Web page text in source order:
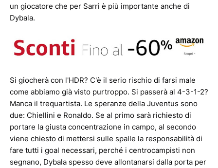
un giocatore che per Sarri è più importante anche di
Dybala.
Si giocherà con l'HDR? C'è il serio rischio di farsi male
come abbiamo già visto purtroppo. Si passerà al 4-3-1-2?
Manca il trequartista. Le speranze della Juventus sono
due: Chiellini e Ronaldo. Se al primo sarà richiesto di
portare la giusta concentrazione in campo, al secondo
viene chiesto di mettersi sulle spalle la responsabilità di
fare tutti i goal necessari, perché i centrocampisti non
segnano, Dybala spesso deve allontanarsi dalla porta per